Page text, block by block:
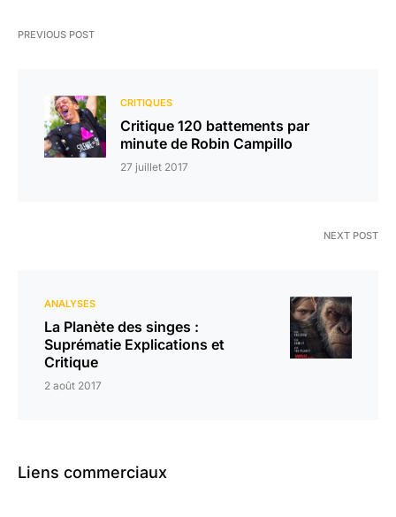
PREVIOUS POST
CRITIQUES
Critique 120 battements par
minute de Robin Campillo
27 juillet 2017
NEXT POST
ANALYSES
La Planète des singes :
Suprématie Explications et
Critique
2 août 2017
Liens commerciaux